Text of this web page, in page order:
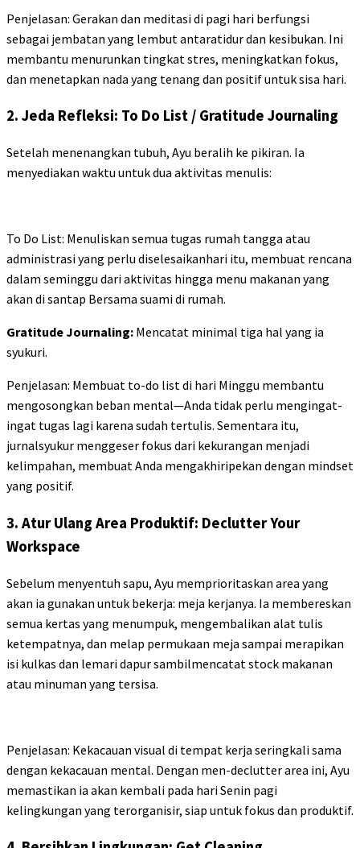
Penjelasan: Gerakan dan meditasi di pagi hari berfungsi
sebagai jembatan yang lembut antaratidur dan kesibukan. Ini
membantu menurunkan tingkat stres, meningkatkan fokus,
dan menetapkan nada yang tenang dan positif untuk sisa hari.
2. Jeda Refleksi: To Do List / Gratitude Journaling
Setelah menenangkan tubuh, Ayu beralih ke pikiran. Ia
menyediakan waktu untuk dua aktivitas menulis:
To Do List: Menuliskan semua tugas rumah tangga atau
administrasi yang perlu diselesaikanhari itu, membuat rencana
dalam seminggu dari aktivitas hingga menu makanan yang
akan di santap Bersama suami di rumah.
Gratitude Journaling: Mencatat minimal tiga hal yang ia
syukuri.
Penjelasan: Membuat to-do list di hari Minggu membantu
mengosongkan beban mental—Anda tidak perlu mengingat-
ingat tugas lagi karena sudah tertulis. Sementara itu,
jurnalsyukur menggeser fokus dari kekurangan menjadi
kelimpahan, membuat Anda mengakhiripekan dengan mindset
yang positif.
3. Atur Ulang Area Produktif: Declutter Your
Workspace
Sebelum menyentuh sapu, Ayu memprioritaskan area yang
akan ia gunakan untuk bekerja: meja kerjanya. Ia membereskan
semua kertas yang menumpuk, mengembalikan alat tulis
ketempatnya, dan melap permukaan meja sampai merapikan
isi kulkas dan lemari dapur sambilmencatat stock makanan
atau minuman yang tersisa.
Penjelasan: Kekacauan visual di tempat kerja seringkali sama
dengan kekacauan mental. Dengan men-declutter area ini, Ayu
memastikan ia akan kembali pada hari Senin pagi
kelingkungan yang terorganisir, siap untuk fokus dan produktif.